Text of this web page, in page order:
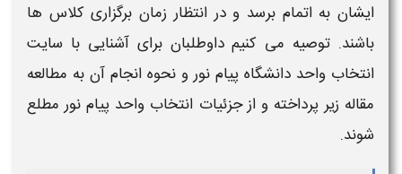
ایشان به اتمام برسد و در انتظارزمان برگزاریکلاس ها
باشند. توصیه می کنیم داوطلبان برای آشنایی با سایت
انتخاب واحد دانشگاه پیام نورو نحوه انجام آن به مطالعه
مقاله زیر پرداخته و از جزئیات انتخاب واحد پیام نور مطلع
شوند.